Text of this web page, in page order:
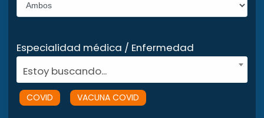
Especialidad médica / Enfermedad
Estoy buscando...
COVID VACUNA COVID